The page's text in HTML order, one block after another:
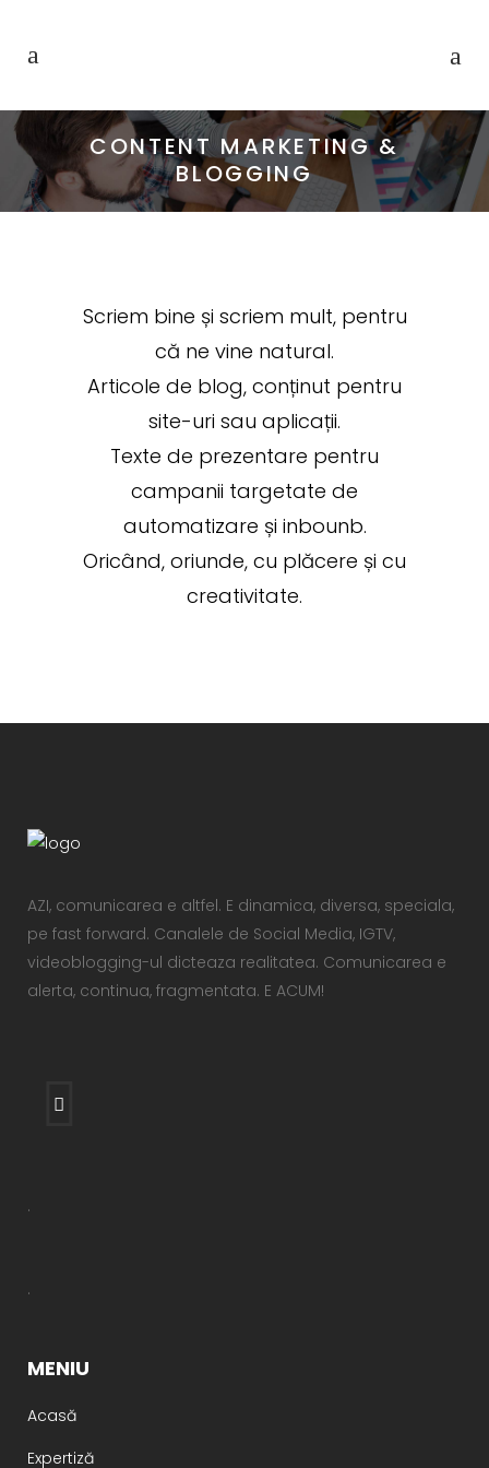
CONTENT MARKETING &
BLOGGING
Scriem bine și scriem mult, pentru
că ne vine natural.
Articole de blog, conținut pentru
site-uri sau aplicații.
Texte de prezentare pentru
campanii targetate de
automatizare și inbounb.
Oricând, oriunde, cu plăcere și cu
creativitate.
AZI, comunicarea e altfel. E dinamica, diversa, speciala,
pe fast forward. Canalele de Social Media, IGTV,
videoblogging-ul dicteaza realitatea. Comunicarea e
alerta, continua, fragmentata. E ACUM!
.
.
MENIU
Acasă
Expertiză